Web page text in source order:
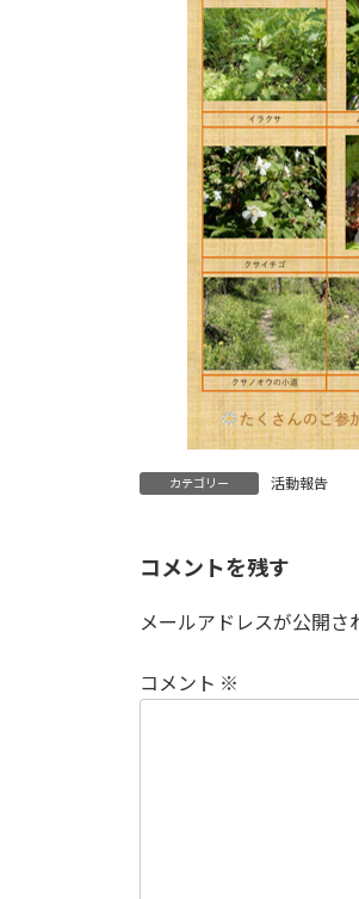
カテゴリー 活動報告
コメントを残す
メールアドレスが公開さ
コメント ※